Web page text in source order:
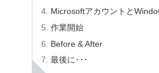
Microsoftアカウントと
作業開始
Before & After
最後に･･･